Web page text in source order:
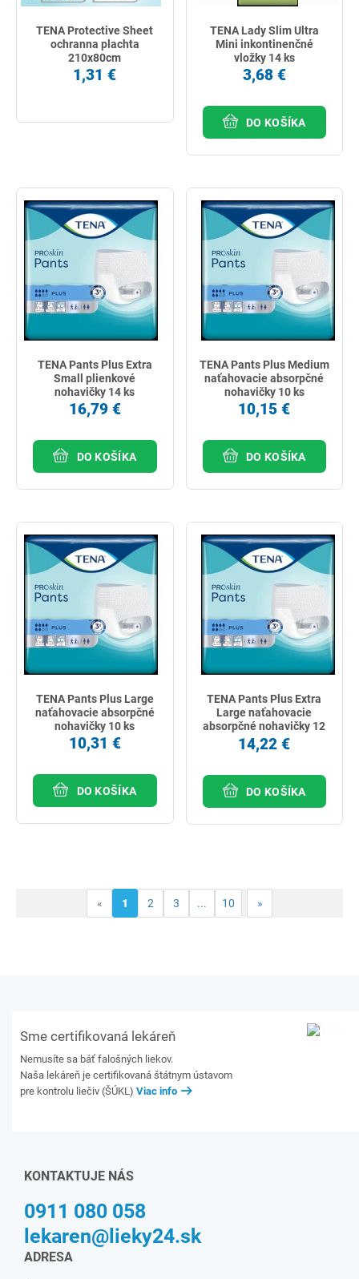
TENA Protective Sheet
ochranna plachta
210x80cm
1,31 €
TENA Lady Slim Ultra
Mini inkontinenčné
vložky 14 ks
3,68 €
DO KOŠÍKA
TENA Pants Plus Extra
Small plienkové
nohavičky 14 ks
16,79 €
DO KOŠÍKA
TENA Pants Plus Medium
naťahovacie absorpčné
nohavičky 10 ks
10,15 €
DO KOŠÍKA
TENA Pants Plus Large
naťahovacie absorpčné
nohavičky 10 ks
10,31 €
DO KOŠÍKA
TENA Pants Plus Extra
Large naťahovacie
absorpčné nohavičky 12
ks
14,22 €
DO KOŠÍKA
« 1 2 3 ... 10 »
Sme certifikovaná lekáreň
Nemusíte sa báť falošných liekov.
Naša lekáreň je certifikovaná štátnym ústavom
pre kontrolu liečiv (ŠÚKL) Viac info
KONTAKTUJE NÁS
0911 080 058
lekaren@lieky24.sk
ADRESA